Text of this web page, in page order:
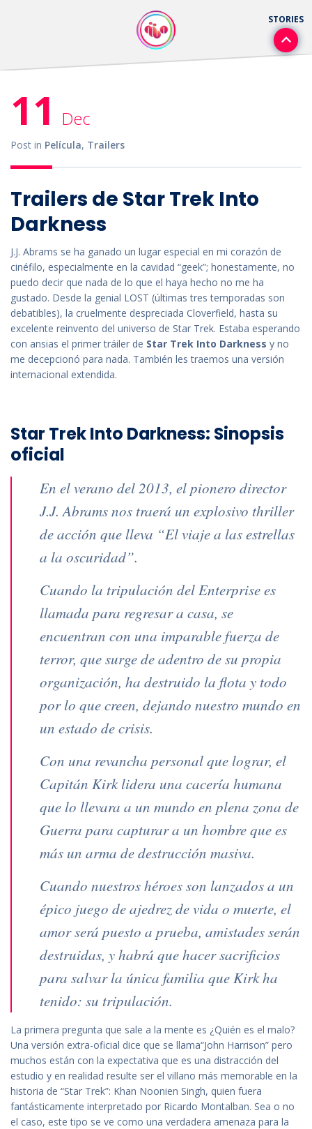
11 Dec
Post in Película, Trailers
Trailers de Star Trek Into
Darkness
J.J. Abrams se ha ganado un lugar especial en mi corazón de
cinéfilo, especialmente en la cavidad “geek”; honestamente, no
puedo decir que nada de lo que el haya hecho no me ha
gustado. Desde la genial LOST (últimas tres temporadas son
debatibles), la cruelmente despreciada Cloverfield, hasta su
excelente reinvento del universo de Star Trek. Estaba esperando
con ansias el primer tráiler de Star Trek Into Darkness y no
me decepcionó para nada. También les traemos una versión
internacional extendida.
Star Trek Into Darkness: Sinopsis
oficial
En el verano del 2013, el pionero director
J.J. Abrams nos traerá un explosivo thriller
de acción que lleva “El viaje a las estrellas
a la oscuridad”.
Cuando la tripulación del Enterprise es
llamada para regresar a casa, se
encuentran con una imparable fuerza de
terror, que surge de adentro de su propia
organización, ha destruido la flota y todo
por lo que creen, dejando nuestro mundo en
un estado de crisis.
Con una revancha personal que lograr, el
Capitán Kirk lidera una cacería humana
que lo llevara a un mundo en plena zona de
Guerra para capturar a un hombre que es
más un arma de destrucción masiva.
Cuando nuestros héroes son lanzados a un
épico juego de ajedrez de vida o muerte, el
amor será puesto a prueba, amistades serán
destruidas, y habrá que hacer sacrificios
para salvar la única familia que Kirk ha
tenido: su tripulación.
La primera pregunta que sale a la mente es ¿Quién es el malo?
Una versión extra-oficial dice que se llama“John Harrison” pero
muchos están con la expectativa que es una distracción del
estudio y en realidad resulte ser el villano más memorable en la
historia de “Star Trek”: Khan Noonien Singh, quien fuera
fantásticamente interpretado por Ricardo Montalban. Sea o no
el caso, este tipo se ve como una verdadera amenaza para la